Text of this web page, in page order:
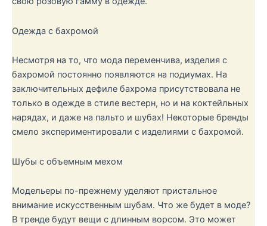
Одежда с бахромой
Несмотря на то, что мода переменчива, изделия с
бахромой постоянно появляются на подиумах. На
заключительных дефиле бахрома присутствовала не
только в одежде в стиле вестерн, но и на коктейльных
нарядах, и даже на пальто и шубах! Некоторые бренды
смело экспериментировали с изделиями с бахромой.
Шубы с объемным мехом
Модельеры по-прежнему уделяют пристальное
внимание искусственным шубам. Что же будет в моде?
В тренде будут вещи с длинным ворсом. Это может